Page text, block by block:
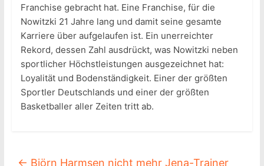
Franchise gebracht hat. Eine Franchise, für die
Nowitzki 21 Jahre lang und damit seine gesamte
Karriere über aufgelaufen ist. Ein unerreichter
Rekord, dessen Zahl ausdrückt, was Nowitzki neben
sportlicher Höchstleistungen ausgezeichnet hat:
Loyalität und Bodenständigkeit. Einer der größten
Sportler Deutschlands und einer der größten
Basketballer aller Zeiten tritt ab.
← Björn Harmsen nicht mehr Jena-Trainer